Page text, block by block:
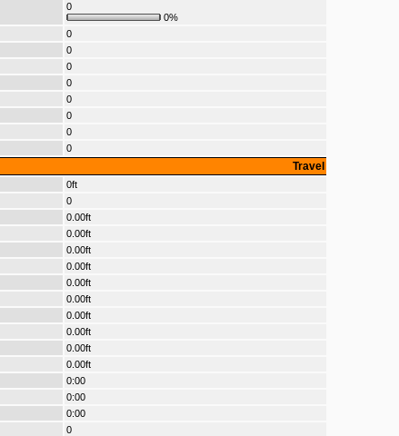
0
0%
0
0
0
0
0
0
0
0
Travel
0ft
0
0.00ft
0.00ft
0.00ft
0.00ft
0.00ft
0.00ft
0.00ft
0.00ft
0.00ft
0.00ft
0:00
0:00
0:00
0